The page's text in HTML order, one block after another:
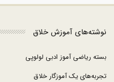
نوشته‌های آموزش خلاق
بسته ریاضی آموز ادبی لولوپی
تجربه‌های یک آموزگار خلاق